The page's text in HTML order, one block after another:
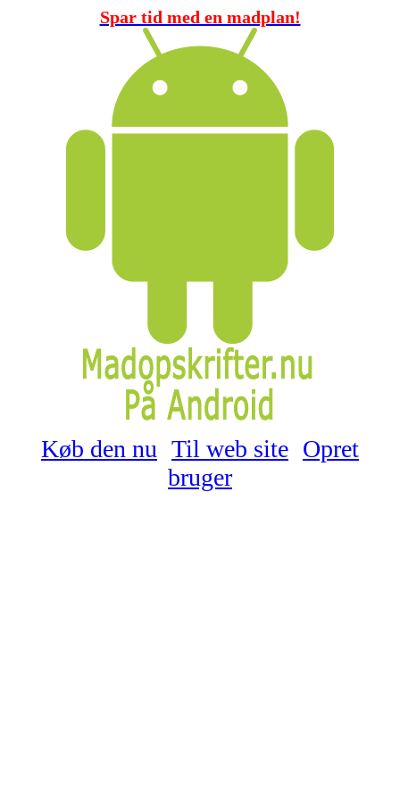
Spar tid med en madplan!
Køb den nu Til web site Opret
bruger